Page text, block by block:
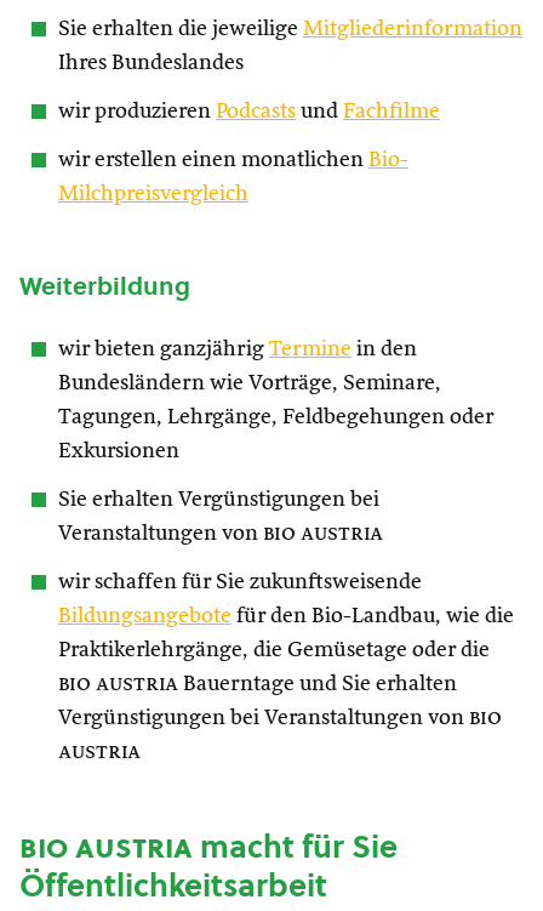
Sie erhalten die jeweilige Mitgliederinformation
Ihres Bundeslandes
wir produzieren Podcasts und Fachfilme
wir erstellen einen monatlichen Bio-
Milchpreisvergleich
Weiterbildung
wir bieten ganzjährig Termine in den
Bundesländern wie Vorträge, Seminare,
Tagungen, Lehrgänge, Feldbegehungen oder
Exkursionen
Sie erhalten Vergünstigungen bei
Veranstaltungen von bio austria
wir schaffen für Sie zukunftsweisende
Bildungsangebote für den Bio-Landbau, wie die
Praktikerlehrgänge, die Gemüsetage oder die
bio austria Bauerntage und Sie erhalten
Vergünstigungen bei Veranstaltungen von bio
austria
bio austriamacht für Sie
Öffentlichkeitsarbeit